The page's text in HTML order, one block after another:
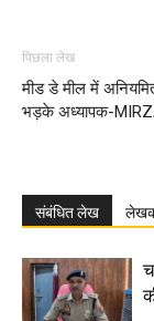
पिछला लेख
मीड डे मील में
भड़के अध्यापक-
संबंधित लेख